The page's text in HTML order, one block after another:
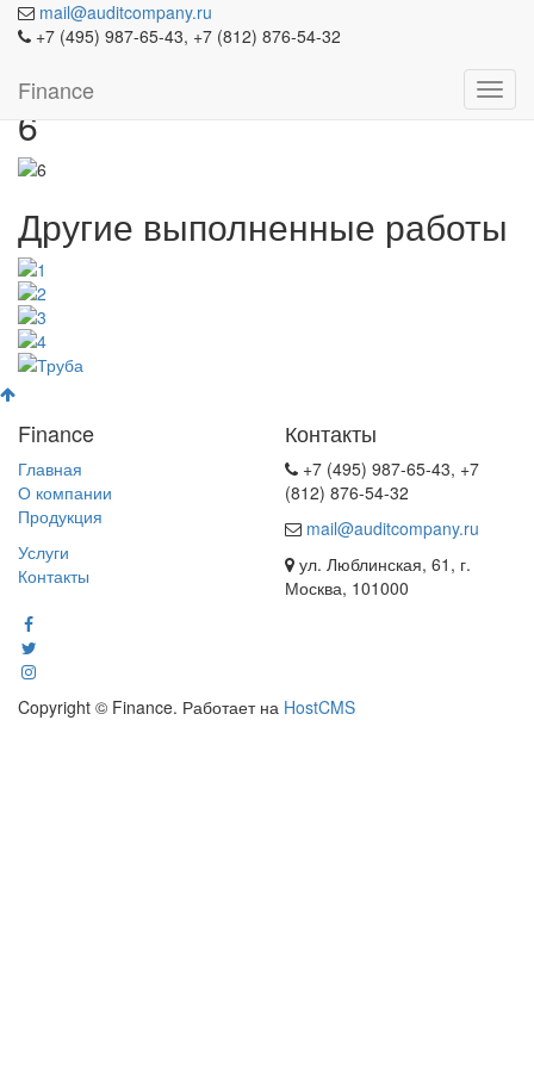
mail@auditcompany.ru
+7 (495) 987-65-43, +7 (812) 876-54-32
Finance
Портфолио
6
Другие выполненные работы
Finance
Главная
О компании
Продукция
Услуги
Контакты
Контакты
+7 (495) 987-65-43, +7
(812) 876-54-32
mail@auditcompany.ru
ул. Люблинская, 61, г.
Москва, 101000
Copyright © Finance. Работает на HostCMS